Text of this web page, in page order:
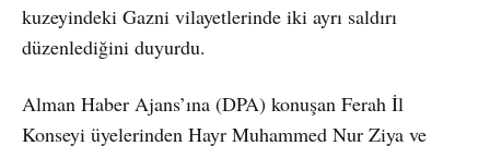
kuzeyindeki Gazni vilayetlerinde iki ayrı saldırı
düzenlediğini duyurdu.
Alman Haber Ajans’ına (DPA) konuşan Ferah İl
Konseyi üyelerinden Hayr Muhammed Nur Ziya ve